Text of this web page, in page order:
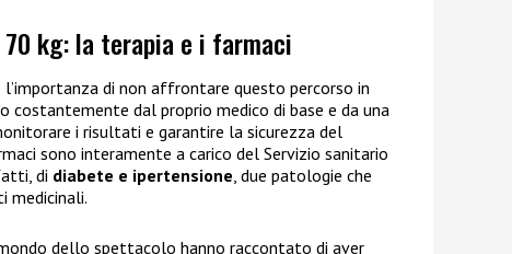
kg: la terapia e i farmaci
di non affrontare questo percorso in
costantemente dal proprio medico di base e da una
i risultati e garantire la sicurezza del
sono interamente a carico del Servizio sanitario
di diabete e ipertensione , due patologie che
medicinali.
dello spettacolo hanno raccontato di aver